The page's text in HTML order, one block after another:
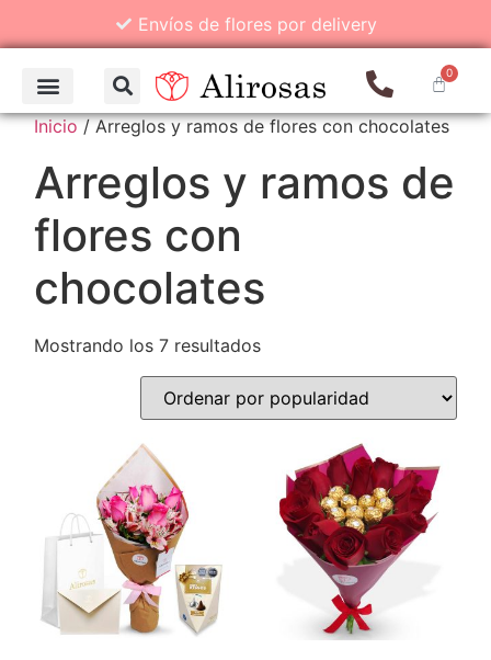
Envíos de flores por delivery
0
Inicio/ Arreglos y ramos de flores con chocolates
Arreglos y ramos de
flores con
chocolates
Mostrando los 7 resultados